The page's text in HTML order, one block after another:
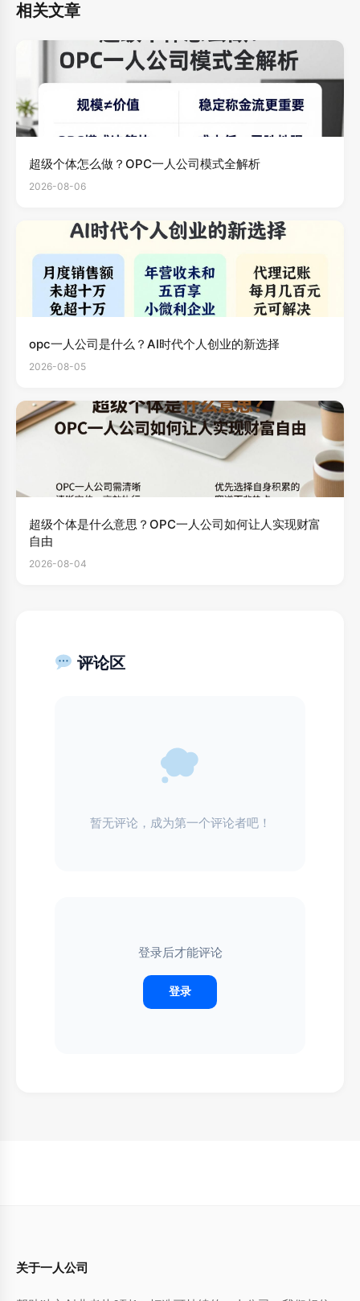
相关文章
超级个体怎么做？OPC一人公司模式全解析
2026-08-06
opc一人公司是什么？AI时代个人创业的新选择
2026-08-05
超级个体是什么意思？OPC一人公司如何让人实现财富
自由
2026-08-04
评论区
暂无评论，成为第一个评论者吧！
登录后才能评论
登录
关于一人公司